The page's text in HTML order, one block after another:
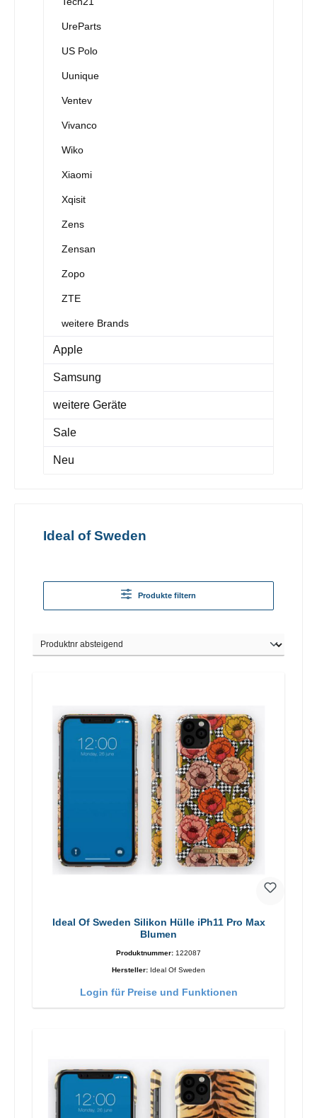
UreParts
US Polo
Uunique
Ventev
Vivanco
Wiko
Xiaomi
Xqisit
Zens
Zensan
Zopo
ZTE
weitere Brands
Apple
Samsung
weitere Geräte
Sale
Neu
Ideal of Sweden
Produkte filtern
Ideal Of Sweden Silikon Hülle iPh11 Pro Max
Blumen
Produktnummer: 122087
Hersteller: Ideal Of Sweden
Login für Preise und Funktionen